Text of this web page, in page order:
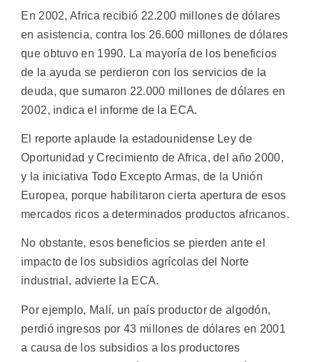
En 2002, Africa recibió 22.200 millones de dólares
en asistencia, contra los 26.600 millones de dólares
que obtuvo en 1990. La mayoría de los beneficios
de la ayuda se perdieron con los servicios de la
deuda, que sumaron 22.000 millones de dólares en
2002, indica el informe de la ECA.
El reporte aplaude la estadounidense Ley de
Oportunidad y Crecimiento de Africa, del año 2000,
y la iniciativa Todo Excepto Armas, de la Unión
Europea, porque habilitaron cierta apertura de esos
mercados ricos a determinados productos africanos.
No obstante, esos beneficios se pierden ante el
impacto de los subsidios agrícolas del Norte
industrial, advierte la ECA.
Por ejemplo, Malí, un país productor de algodón,
perdió ingresos por 43 millones de dólares en 2001
a causa de los subsidios a los productores